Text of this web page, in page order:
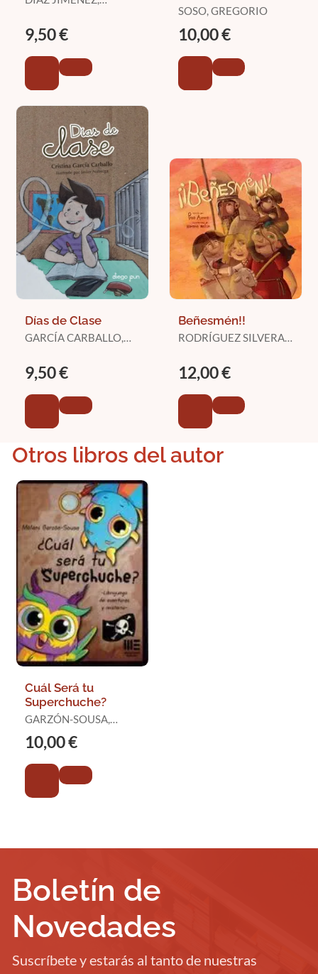
9,50 €
SOSO, GREGORIO
10,00 €
Días de Clase
GARCÍA CARBALLO,
9,50 €
Beñesmén!!
RODRÍGUEZ SILVERA,
12,00 €
Otros libros del autor
Cuál Será tu
Superchuche?
GARZÓN-SOUSA,
10,00 €
Boletín de
Novedades
Suscríbete y estarás al tanto de nuestras